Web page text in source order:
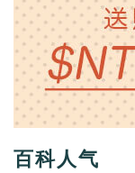
百科人气